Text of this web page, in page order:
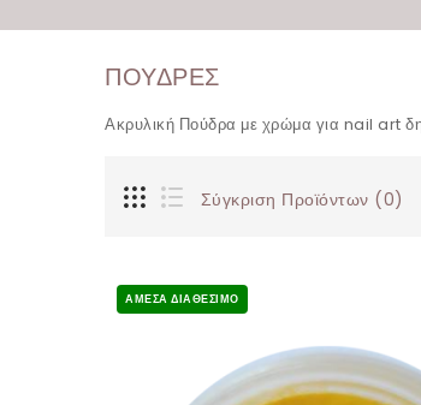
ΠΟΎΔΡΕΣ
Ακρυλική Πούδρα με χρώμα για nail art
Σύγκριση Προϊόντων (0)
ΆΜΕΣΑ ΔΙΑΘΈΣΙΜΟ